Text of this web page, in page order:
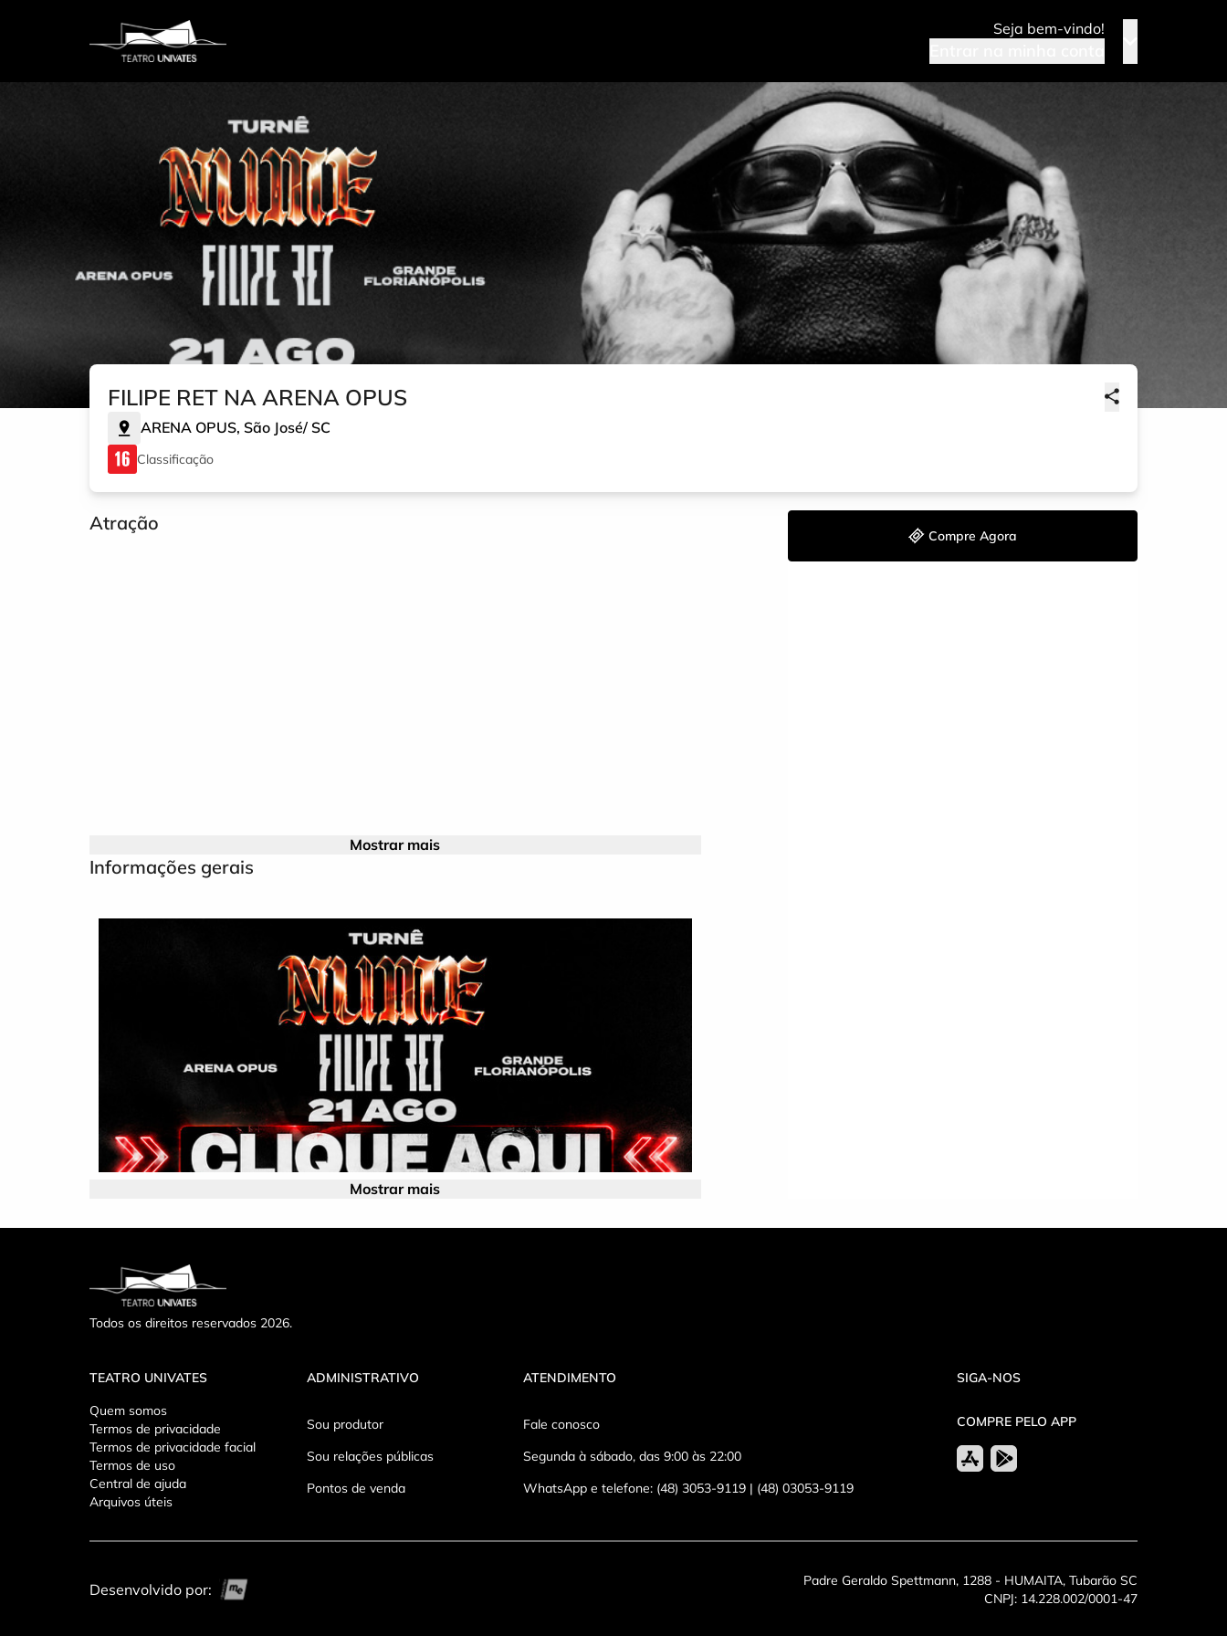
Seja bem-vindo!
FILIPE RET NA ARENA OPUS
ARENA OPUS, São José/ SC
Classificação
Atração
Mostrar mais
Informações gerais
Mostrar mais
Compre Agora
Todos os direitos reservados 2026.
TEATRO UNIVATES
Quem somos
Termos de privacidade
Termos de privacidade facial
Termos de uso
Central de ajuda
Arquivos úteis
ADMINISTRATIVO
Sou produtor
Sou relações públicas
Pontos de venda
ATENDIMENTO
Fale conosco
Segunda à sábado, das 9:00 às 22:00
WhatsApp e telefone: (48) 3053-9119 | (48) 03053-9119
SIGA-NOS
COMPRE PELO APP
Desenvolvido por:
Padre Geraldo Spettmann, 1288 - HUMAITA, Tubarão SC
CNPJ: 14.228.002/0001-47